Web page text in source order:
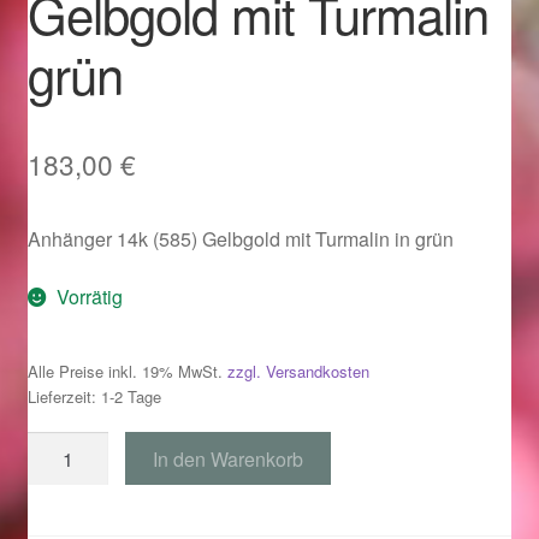
Im Gedenken an
Impressum
Karneval 2015 – Schmuck zu Fasching & Co.
Liefer- und Versandkosten
Magisches und Festliches zu Halloween
grün
183,00 €
Anhänger 14k (585) Gelbgold mit Turmalin in grün
Vorrätig
Alle Preise inkl. 19% MwSt. zzgl. Versandkosten
Lieferzeit: 1-2 Tage
585
Gelbgold
In den Warenkorb